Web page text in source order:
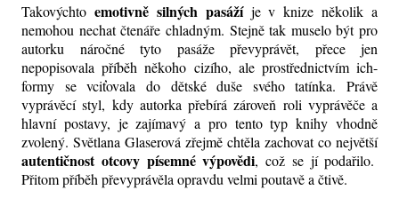
Takovýchto emotivně silných pasážíje v knize několik a
nemohou nechat čtenáře chladným. Stejně tak muselo být pro
autorku náročné tyto pasáže převyprávět, přece jen
nepopisovala příběh někoho cizího, ale prostřednictvím ich-
formy se vciťovala do dětské duše svého tatínka. Právě
vyprávěcí styl, kdy autorka přebírá zároveň roli vyprávěče a
hlavní postavy, je zajímavý a pro tento typ knihy vhodně
zvolený. Světlana Glaserová zřejmě chtěla zachovat co největší
autentičnost otcovy písemné výpovědi, což se jí podařilo.
Přitom příběh převyprávěla opravdu velmi poutavě a čtivě.